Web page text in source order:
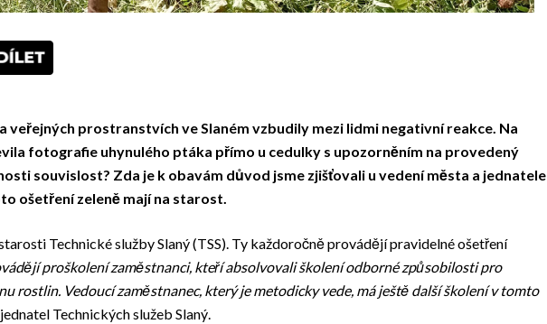
veřejných prostranstvích ve Slaném vzbudily mezi lidmi negativní reakce. Na
fotografie uhynulého ptáka přímo u cedulky s upozorněním na provedený
souvislost? Zda je k obavám důvod jsme zjišťovali u vedení města a jednatele
ošetření zeleně mají na starost.
Technické služby Slaný (TSS). Ty každoročně provádějí pravidelné ošetření
proškolení zaměstnanci, kteří absolvovali školení odborné způsobilosti pro
rostlin. Vedoucí zaměstnanec, který je metodicky vede, má ještě další školení v tomto
Technických služeb Slaný.